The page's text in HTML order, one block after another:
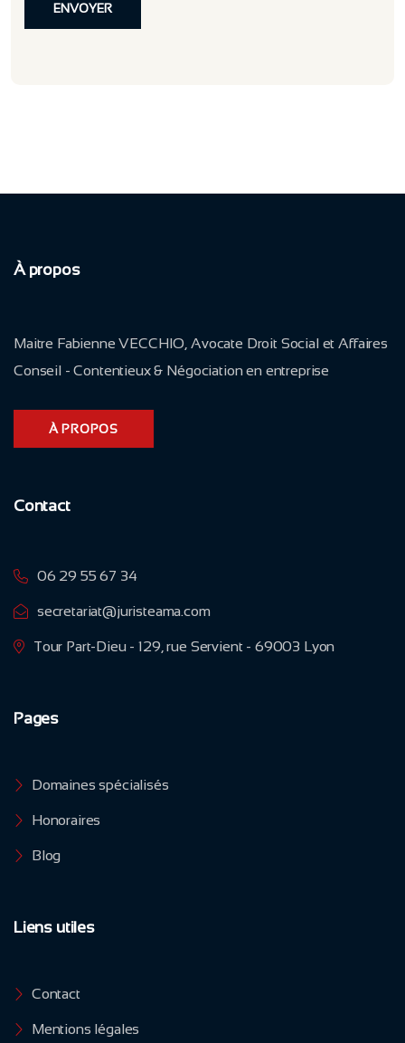
ENVOYER
À propos
Maitre Fabienne VECCHIO, Avocate Droit Social et Affaires
Conseil - Contentieux & Négociation en entreprise
À PROPOS
Contact
06 29 55 67 34
secretariat@juristeama.com
Tour Part-Dieu - 129, rue Servient - 69003 Lyon
Pages
Domaines spécialisés
Honoraires
Blog
Liens utiles
Contact
Mentions légales